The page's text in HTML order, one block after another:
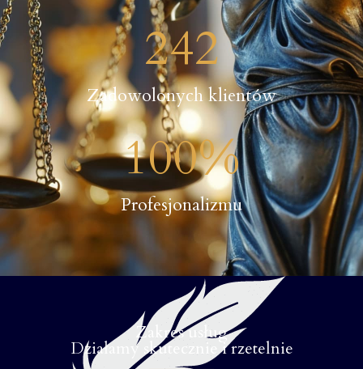
Zadowolonych klientów
242
Profesjonalizmu
100%
Zakres usług
Działamy skutecznie i rzetelnie